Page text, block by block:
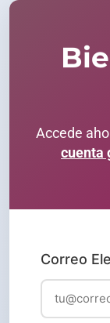
Accede
cuenta
Correo